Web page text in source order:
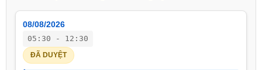
08/08/2026
05:30 - 12:30
ĐÃ DUYỆT